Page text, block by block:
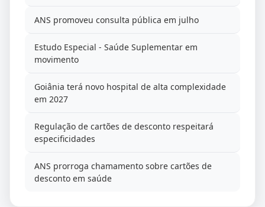
ANS promoveu consulta pública em julho
Estudo Especial - Saúde Suplementar em
movimento
Goiânia terá novo hospital de alta complexidade
em 2027
Regulação de cartões de desconto respeitará
especificidades
ANS prorroga chamamento sobre cartões de
desconto em saúde